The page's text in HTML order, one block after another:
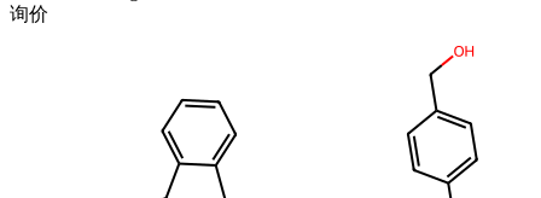
询价